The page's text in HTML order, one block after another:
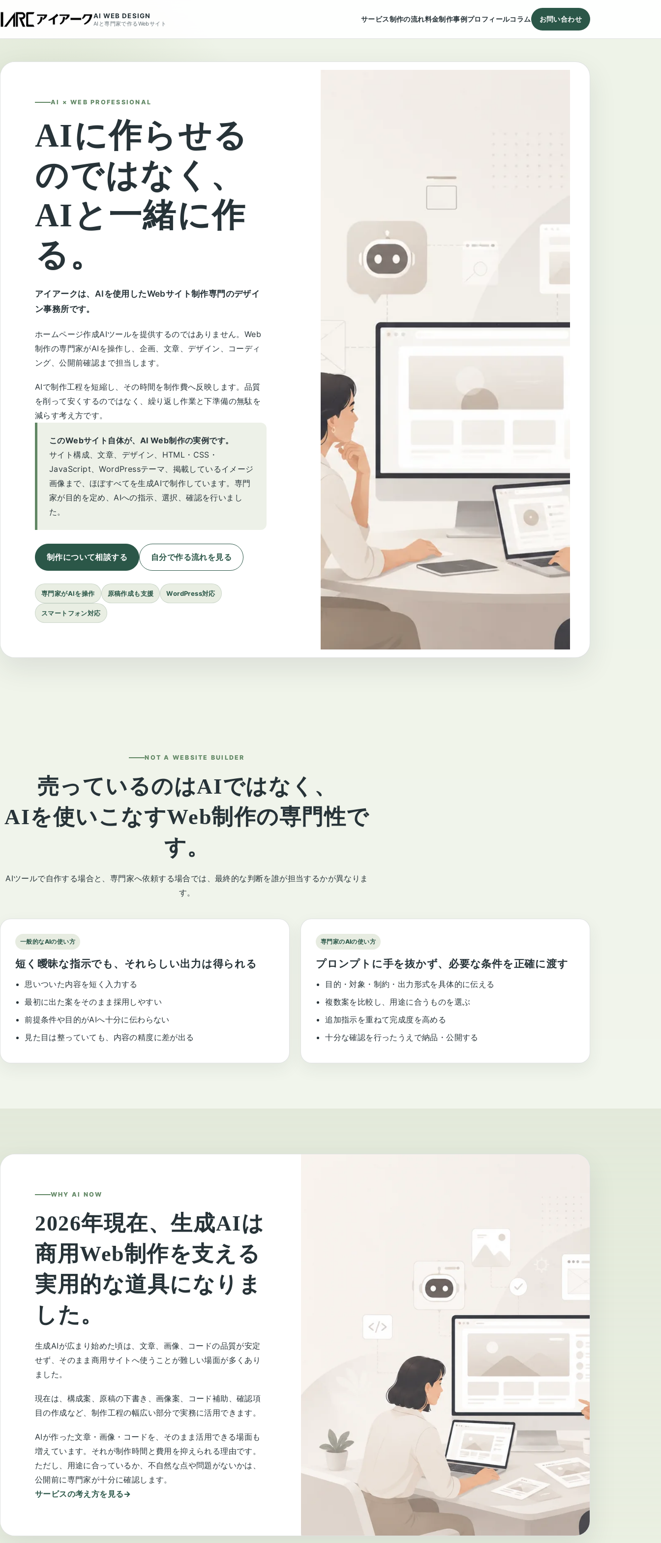
AI WEB DESIGN
AIと専門家で作るWebサイト
サービス制作の流れ料金制作事例プロフィールコラム お問い合わせ
AI × WEB PROFESSIONAL
AIに作らせる
のではなく、
AIと一緒に作
る。
アイアークは、AIを使用したWebサイト制作専門のデザイ
ン事務所です。
ホームページ作成AIツールを提供するのではありません。Web
制作の専門家がAIを操作し、企画、文章、デザイン、コーディ
ング、公開前確認まで担当します。
AIで制作工程を短縮し、その時間を制作費へ反映します。品質
を削って安くするのではなく、繰り返し作業と下準備の無駄を
減らす考え方です。
このWebサイト自体が、AI Web制作の実例です。
サイト構成、文章、デザイン、HTML・CSS・
JavaScript、WordPressテーマ、掲載しているイメージ
画像まで、ほぼすべてを生成AIで制作しています。専門
家が目的を定め、AIへの指示、選択、確認を行いまし
た。
制作について相談する 自分で作る流れを見る
専門家がAIを操作 原稿作成も支援 WordPress対応
スマートフォン対応
NOT A WEBSITE BUILDER
売っているのはAIではなく、
AIを使いこなすWeb制作の専門性で
す。
AIツールで自作する場合と、専門家へ依頼する場合では、最終的な判断を誰が担当するかが異なりま
す。
一般的なAIの使い方
短く曖昧な指示でも、それらしい出力は得られる
思いついた内容を短く入力する
最初に出た案をそのまま採用しやすい
前提条件や目的がAIへ十分に伝わらない
見た目は整っていても、内容の精度に差が出る
専門家のAIの使い方
プロンプトに手を抜かず、必要な条件を正確に渡す
目的・対象・制約・出力形式を具体的に伝える
複数案を比較し、用途に合うものを選ぶ
追加指示を重ねて完成度を高める
十分な確認を行ったうえで納品・公開する
WHY AI NOW
2026年現在、生成AIは
商用Web制作を支える
実用的な道具になりま
した。
生成AIが広まり始めた頃は、文章、画像、コードの品質が安定
せず、そのまま商用サイトへ使うことが難しい場面が多くあり
ました。
現在は、構成案、原稿の下書き、画像案、コード補助、確認項
目の作成など、制作工程の幅広い部分で実務に活用できます。
AIが作った文章・画像・コードを、そのまま活用できる場面も
増えています。それが制作時間と費用を抑えられる理由です。
ただし、用途に合っているか、不自然な点や問題がないかは、
公開前に専門家が十分に確認します。
サービスの考え方を見る